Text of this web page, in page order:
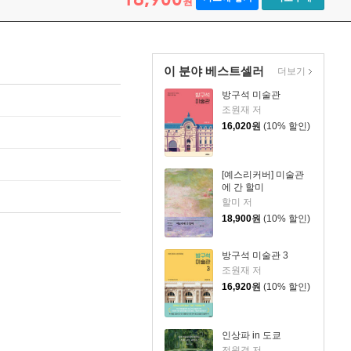
이 분야 베스트셀러
방구석 미술관
조원재 저
16,020원 (10% 할인)
[예스리커버] 미술관
에 간 할미
할미 저
18,900원 (10% 할인)
방구석 미술관 3
조원재 저
16,920원 (10% 할인)
인상파 in 도쿄
더보기